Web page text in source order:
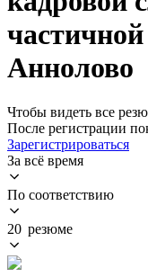
Аннолово
Чтобы видеть все
После регистрации
Зарегистрироваться
За всё время
По соответствию
20 резюме